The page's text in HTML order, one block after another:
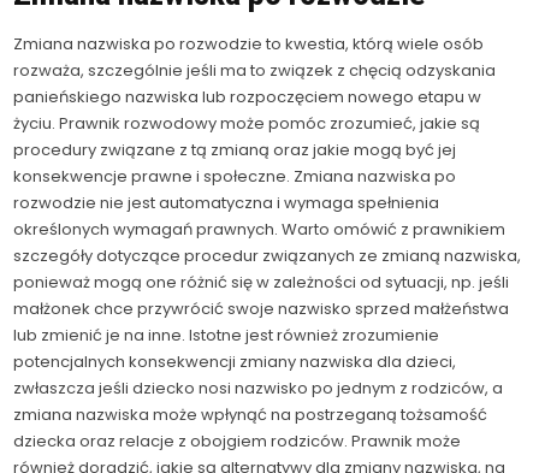
Zmiana nazwiska po rozwodzie to kwestia, którą wiele osób
rozważa, szczególnie jeśli ma to związek z chęcią odzyskania
panieńskiego nazwiska lub rozpoczęciem nowego etapu w
życiu. Prawnik rozwodowy może pomóc zrozumieć, jakie są
procedury związane z tą zmianą oraz jakie mogą być jej
konsekwencje prawne i społeczne. Zmiana nazwiska po
rozwodzie nie jest automatyczna i wymaga spełnienia
określonych wymagań prawnych. Warto omówić z prawnikiem
szczegóły dotyczące procedur związanych ze zmianą nazwiska,
ponieważ mogą one różnić się w zależności od sytuacji, np. jeśli
małżonek chce przywrócić swoje nazwisko sprzed małżeństwa
lub zmienić je na inne. Istotne jest również zrozumienie
potencjalnych konsekwencji zmiany nazwiska dla dzieci,
zwłaszcza jeśli dziecko nosi nazwisko po jednym z rodziców, a
zmiana nazwiska może wpłynąć na postrzeganą tożsamość
dziecka oraz relacje z obojgiem rodziców. Prawnik może
również doradzić, jakie są alternatywy dla zmiany nazwiska, na